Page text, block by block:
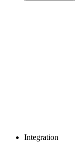
Integration